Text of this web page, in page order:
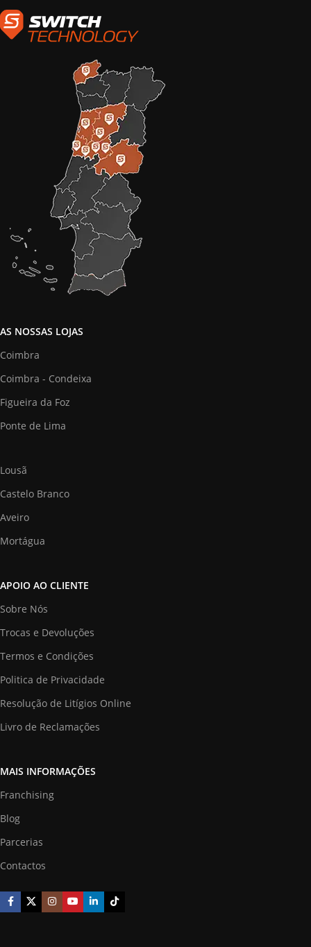
AS NOSSAS LOJAS
Coimbra
Coimbra - Condeixa
Figueira da Foz
Ponte de Lima
Lousã
Castelo Branco
Aveiro
Mortágua
APOIO AO CLIENTE
Sobre Nós
Trocas e Devoluções
Termos e Condições
Politica de Privacidade
Resolução de Litígios Online
Livro de Reclamações
MAIS INFORMAÇÕES
Franchising
Blog
Parcerias
Contactos